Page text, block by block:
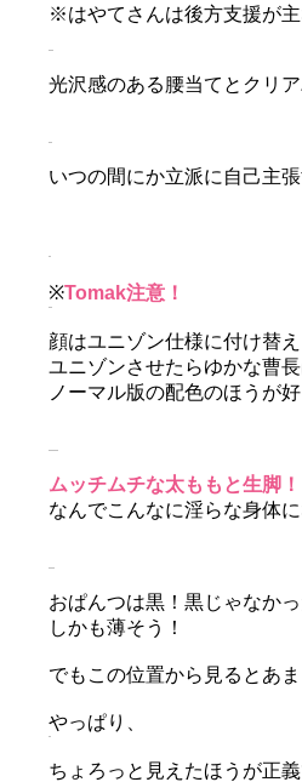
※はやてさんは後方支援が
光沢感のある腰当てとクリ
いつの間にか立派に自己主
※Tomak注意！
顔はユニゾン仕様に付け替
ユニゾンさせたらゆかな曹
ノーマル版の配色のほうが好
ムッチムチな太ももと生脚！
なんでこんなに淫らな身体
おぱんつは黒！黒じゃなか
しかも薄そう！
でもこの位置から見るとあ
やっぱり、
ちょろっと見えたほうが正